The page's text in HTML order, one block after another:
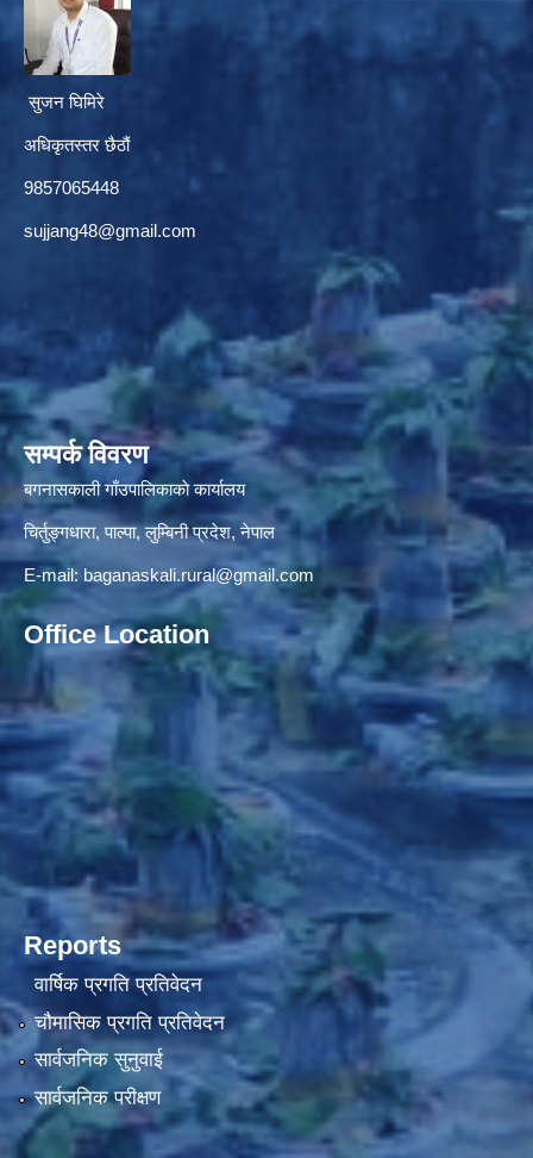
सुजन घिमिरे
अधिकृतस्तर छैठौं‌
9857065448
sujjang48@gmail.com
सम्पर्क विवरण
बगनासकाली गाँउपालिकाकाे कार्यालय
चिर्तुङ्गधारा, पाल्पा, लुम्बिनी प्रदेश, नेपाल
E-mail: baganaskali.rural@gmail.com
Office Location
Reports
वार्षिक प्रगति प्रतिवेदन
चौमासिक प्रगति प्रतिवेदन
सार्वजनिक सुनुवाई
सार्वजनिक परीक्षण